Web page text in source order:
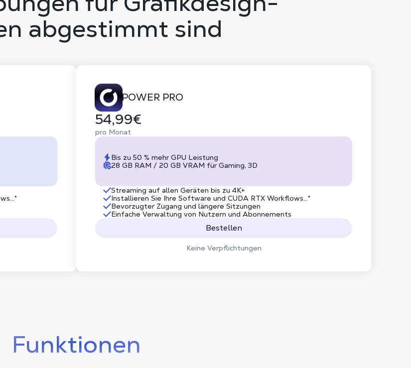
abgestimmt sind
POWER PRO
54,99€
pro Monat
Bis zu 50 % mehr GPU Leistung
28 GB RAM / 20 GB VRAM für Gaming, 3D
Streaming auf allen Geräten bis zu 4K+
Installieren Sie Ihre Software und CUDA RTX Workflows...*
Bevorzugter Zugang und längere Sitzungen
Einfache Verwaltung von Nutzern und Abonnements
Bestellen
Keine Verpflichtungen
Funktionen